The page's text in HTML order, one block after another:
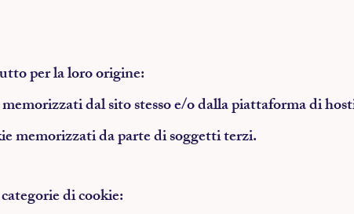
per la loro origine:
dal sito stesso e/o dalla piattaforma di
memorizzati da parte di soggetti terzi.
di cookie: